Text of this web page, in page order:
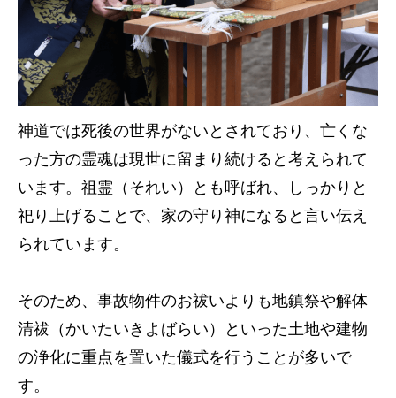
神道では死後の世界がないとされており、亡くな
った方の霊魂は現世に留まり続けると考えられて
います。祖霊（それい）とも呼ばれ、しっかりと
祀り上げることで、家の守り神になると言い伝え
られています。
そのため、事故物件のお祓いよりも地鎮祭や解体
清祓（かいたいきよばらい）といった土地や建物
の浄化に重点を置いた儀式を行うことが多いで
す。